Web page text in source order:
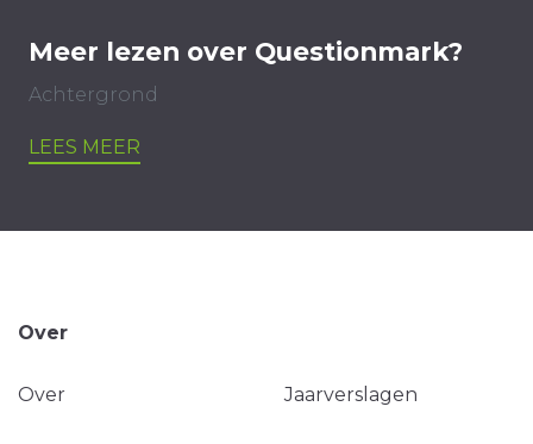
Meer lezen over Questionmark?
Achtergrond
LEES MEER
Over
Over Jaarverslagen